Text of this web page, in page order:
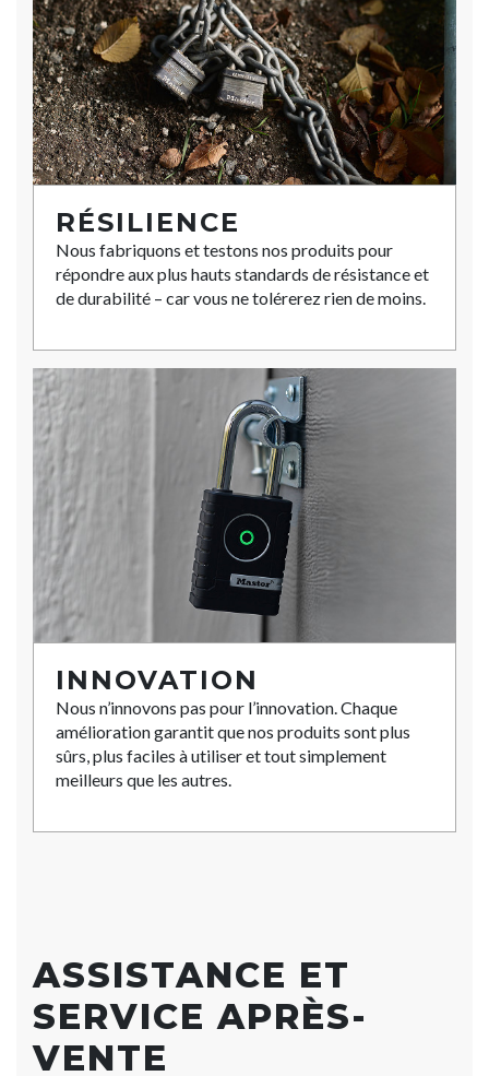
RÉSILIENCE
Nous fabriquons et testons nos produits pour
répondre aux plus hauts standards de résistance et
de durabilité – car vous ne tolérerez rien de moins.
INNOVATION
Nous n’innovons pas pour l’innovation. Chaque
amélioration garantit que nos produits sont plus
sûrs, plus faciles à utiliser et tout simplement
meilleurs que les autres.
ASSISTANCE ET
SERVICE APRÈS-
VENTE